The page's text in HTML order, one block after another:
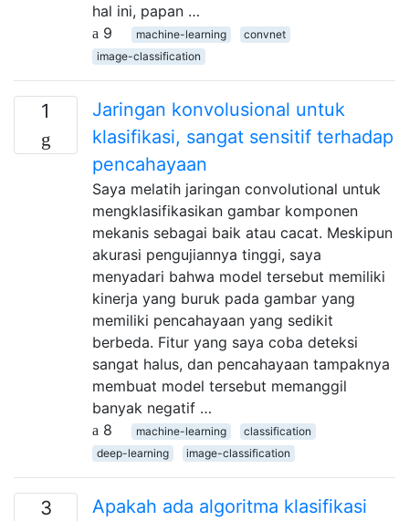
hal ini, papan …
9
machine-learning
convnet
image-classification
1
Jaringan konvolusional untuk
klasifikasi, sangat sensitif terhadap
pencahayaan
Saya melatih jaringan convolutional untuk
mengklasifikasikan gambar komponen
mekanis sebagai baik atau cacat. Meskipun
akurasi pengujiannya tinggi, saya
menyadari bahwa model tersebut memiliki
kinerja yang buruk pada gambar yang
memiliki pencahayaan yang sedikit
berbeda. Fitur yang saya coba deteksi
sangat halus, dan pencahayaan tampaknya
membuat model tersebut memanggil
banyak negatif …
8
machine-learning
classification
deep-learning
image-classification
3
Apakah ada algoritma klasifikasi